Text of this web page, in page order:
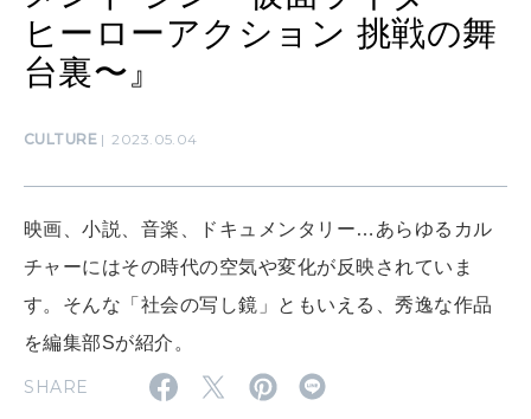
CULTURE
MAGAZINE
特集
2026年9月号「北海道 おいしく遊ぶ、夏のご褒美旅。」
ヒーローアクション 挑戦の舞
台裏〜』
CULTURE 2023.05.04
映画、小説、音楽、ドキュメンタリー…あらゆるカル
チャーにはその時代の空気や変化が反映されていま
す。そんな「社会の写し鏡」ともいえる、秀逸な作品
を編集部Sが紹介。
SHARE